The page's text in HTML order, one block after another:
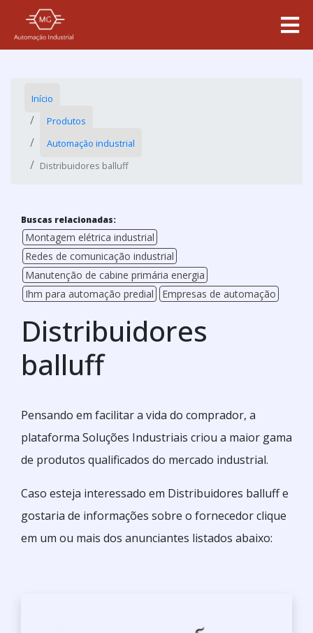
Início
Produtos
Automação industrial
Distribuidores balluff
Buscas relacionadas:
Montagem elétrica industrial
Redes de comunicação industrial
Manutenção de cabine primária energia
Ihm para automação predial
Empresas de automação
Distribuidores
balluff
Pensando em facilitar a vida do comprador, a
plataforma Soluções Industriais criou a maior gama
de produtos qualificados do mercado industrial.
Caso esteja interessado em Distribuidores balluff e
gostaria de informações sobre o fornecedor clique
em um ou mais dos anunciantes listados abaixo: